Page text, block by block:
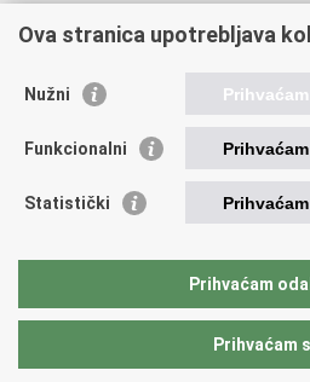
Financijski dokumenti
Važne poveznice
Vlada RH
Operativni program konkurentnost i
Hrvatska komora ovlaštenih
Ova stranica upotrebljava
Nužni Prihvaćam
Funkcionalni Prihvaćam
Statistički Prihvaćam
Prihvaćam
Prihvaćam